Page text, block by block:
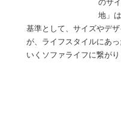
のサ
地」
基準として、サイズやデ
が、ライフスタイルにあ
いくソファライフに繋が